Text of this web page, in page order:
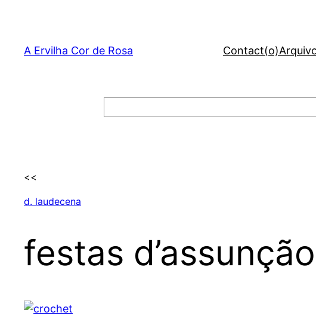
content
A Ervilha Cor de Rosa Contact(o)
<<
d. laudecena
festas d’assunção